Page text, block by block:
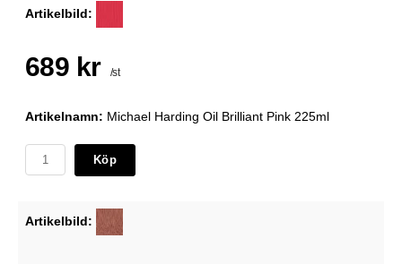
Artikelbild:
689 kr /st
Artikelnamn: Michael Harding Oil Brilliant Pink 225ml
Köp
Artikelbild: